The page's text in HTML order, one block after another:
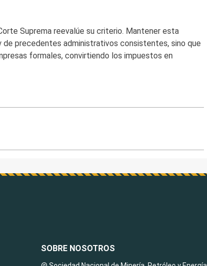
Suprema reevalúe su criterio. Mantener esta
precedentes administrativos consistentes, sino que
formales, convirtiendo los impuestos en
SOBRE NOSOTROS